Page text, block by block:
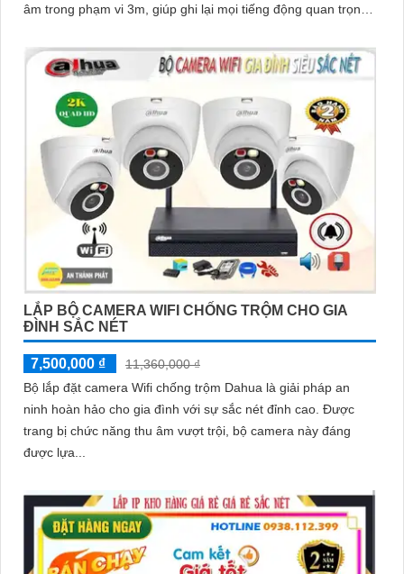
âm trong phạm vi 3m, giúp ghi lại mọi tiếng động quan trọng
LẮP BỘ CAMERA WIFI CHỐNG TRỘM CHO GIA
ĐÌNH SẮC NÉT
7,500,000 ₫
11,360,000 ₫
Bộ lắp đặt camera Wifi chống trộm Dahua là giải pháp an
ninh hoàn hảo cho gia đình với sự sắc nét đỉnh cao. Được
trang bị chức năng thu âm vượt trội, bộ camera này đáng
được lựa...